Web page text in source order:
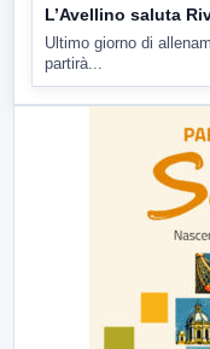
L’Avellino saluta
Ultimo giorno di
partirà...